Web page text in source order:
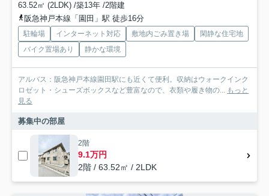
63.52㎡ (2LDK) /築13年 /2階建
阪急神戸本線「園田」駅 徒歩16分
駐輪場 インターネット対応 敷地内ごみ置き場
閑静な住宅地
バイク置場あり
静かな環境
アルバス：阪急神戸本線園田駅にも近くて便利。収納はウォークインク
ロゼット・シューズボックスなど豊富なので、衣類や履き物の... もっと
見る
募集中の部屋
2階
9.1万円
2階 / 63.52㎡ / 2LDK